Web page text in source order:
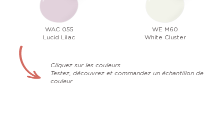
WAC 055
Lucid Lilac
WE M60
White Cluster
Cliquez sur les couleurs
Testez, découvrez et commandez un échantillon de
couleur